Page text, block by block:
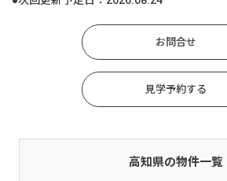
お問合せ
見学予約する
高知県の物件一覧